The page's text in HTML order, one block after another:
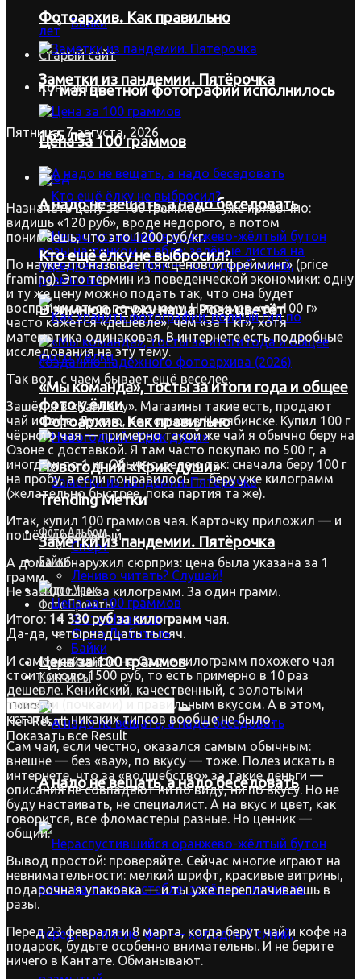
Байки
Старый сайт
Контакты
Пятница, 7 августа, 2026
Вход
Фотоархив. Как правильно
Заметки из пандемии. Пятёрочка
Цена за 100 граммов
А надо не вещать, а надо беседовать
В зимнюю стужу наша Роза цветёт
«Мы команда», тосты за итоги года и общее
фото у ёлки
Новогодний «Крик души»
Trending Метки
Фото.Альбом
Спорт
Байки
Лениво читать? Слушай!
Видео.Урок
Фото.Проекты
Фото.Новости
Фото.Любитель
Байки
Старый сайт
Контакты
Нет Result
Показать все Result
17 мая цветной фотографии исполнилось
165 лет
Кто ещё ёлку не выбросил?
Фотоархив. Как правильно
Заметки из пандемии. Пятёрочка
Цена за 100 граммов
А надо не вещать, а надо беседовать
Назначать цену за 100 граммов — уже привычно:
видишь «120 руб», вроде недорого, а потом
понимаешь, что это 1200 руб/кг.
По науке это называется «ценовой фрейминг» (price
framing). Это термин из поведенческой экономики: одну
и ту же цену можно подать так, что она будет
восприниматься по-разному. Например, «за 100 г»
часто кажется «дешевле», чем «за 1 кг», хотя
математика одинаковая. В интернете есть подробные
исследования на эту тему.
Так вот, с чаем бывает ещё веселее.
Зашёл я в «Кантату». Магазины такие есть, продают
чай и кофе. Думаю, не только в Челябинске. Купил 100 г
чёрного чая — примерно такой же чай я обычно беру на
Озоне с доставкой. Я там часто покупаю по 500 г, а
иногда и по 1 кг. Обычно делаю так: сначала беру 100 г
на пробу, а если понравилось — беру уже килограмм
(желательно быстрее, пока партия та же).
Итак, купил 100 граммов чая. Карточку приложил — и
пошёл довольный.
А дома обнаружил сюрприз: цена была указана за 1
грамм.
Не за 100 г. Не за килограмм. За один грамм.
Итого: 14 330 руб за килограмм чая.
Да-да, четырнадцать тысяч.
И самое смешное: на Озоне килограмм похожего чая
стоит около 1500 руб, то есть примерно в 10 раз
дешевле. Кенийский, качественный, с золотыми
типсами (почками) и правильным вкусом. А в этом,
кстати, — никаких типсов вообще не было.
Сам чай, если честно, оказался самым обычным:
внешне — без «вау», по вкусу — тоже. Полез искать в
интернете, что за «волшебство» за такие деньги —
описания не совпадают ни по виду, ни по вкусу. Но не
буду настаивать, не специалист. А на вкус и цвет, как
говорится, все фломастеры разные. Но ценник —
общий.
Вывод простой: проверяйте. Сейчас многие играют на
невнимательности: мелкий шрифт, красивые витрины,
подарочная упаковка — и ты уже переплачиваешь в
разы.
Перед 23 февраля и 8 марта, когда берут чай и кофе на
подарок, будьте особенно внимательны. И не берите
ничего в Кантате. Обманывают.